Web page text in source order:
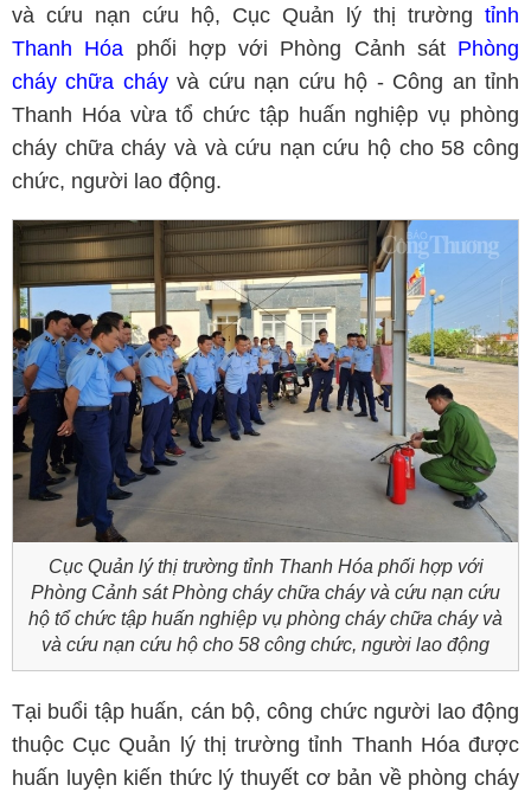
và cứu nạn cứu hộ, Cục Quản lý thị trường tỉnh
Thanh Hóa phối hợp với Phòng Cảnh sát Phòng
cháy chữa cháyvà cứu nạn cứu hộ - Công an tỉnh
Thanh Hóa vừa tổ chức tập huấn nghiệp vụ phòng
cháy chữa cháy và và cứu nạn cứu hộ cho 58 công
chức, người lao động.
Cục Quản lý thị trường tỉnh Thanh Hóa phối hợp với
Phòng Cảnh sát Phòng cháy chữa cháy và cứu nạn cứu
hộ tổ chức tập huấn nghiệp vụ phòng cháy chữa cháy và
và cứu nạn cứu hộ cho 58 công chức, người lao động
Tại buổi tập huấn, cán bộ, công chức người lao động
thuộc Cục Quản lý thị trường tỉnh Thanh Hóa được
huấn luyện kiến thức lý thuyết cơ bản về phòng cháy